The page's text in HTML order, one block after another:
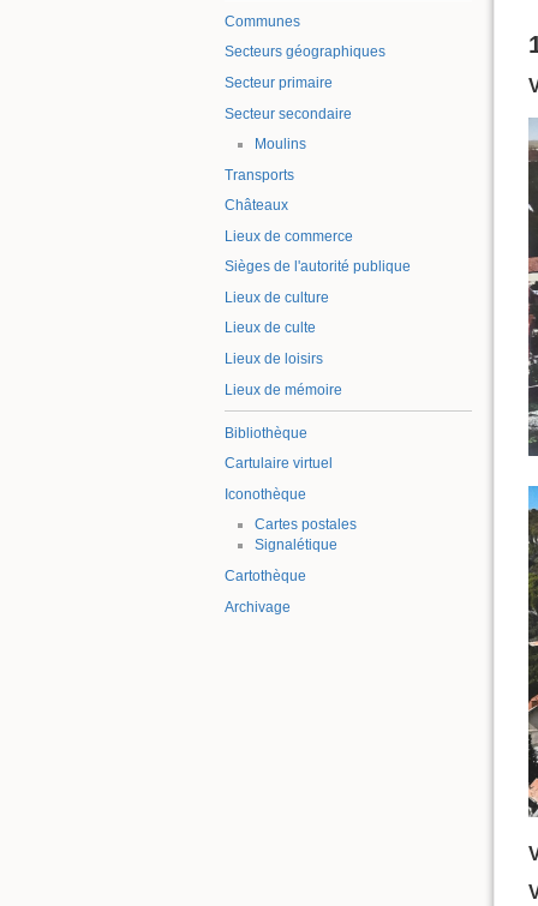
Communes
Secteurs géographiques
Secteur primaire
Secteur secondaire
Moulins
Transports
Châteaux
Lieux de commerce
Sièges de l'autorité publique
Lieux de culture
Lieux de culte
Lieux de loisirs
Lieux de mémoire
Bibliothèque
Cartulaire virtuel
Iconothèque
Cartes postales
Signalétique
Cartothèque
Archivage